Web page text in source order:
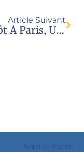
Article Suivant
Bientôt À Paris, Un Salon Sur La Prostitution Infantile?
Nous contacter